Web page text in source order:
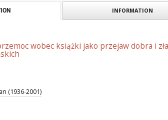
INFORMATION
wobec książki jako przejaw dobra i
(1936-2001)